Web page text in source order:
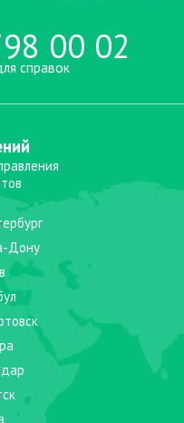
00 02
справок
Дону